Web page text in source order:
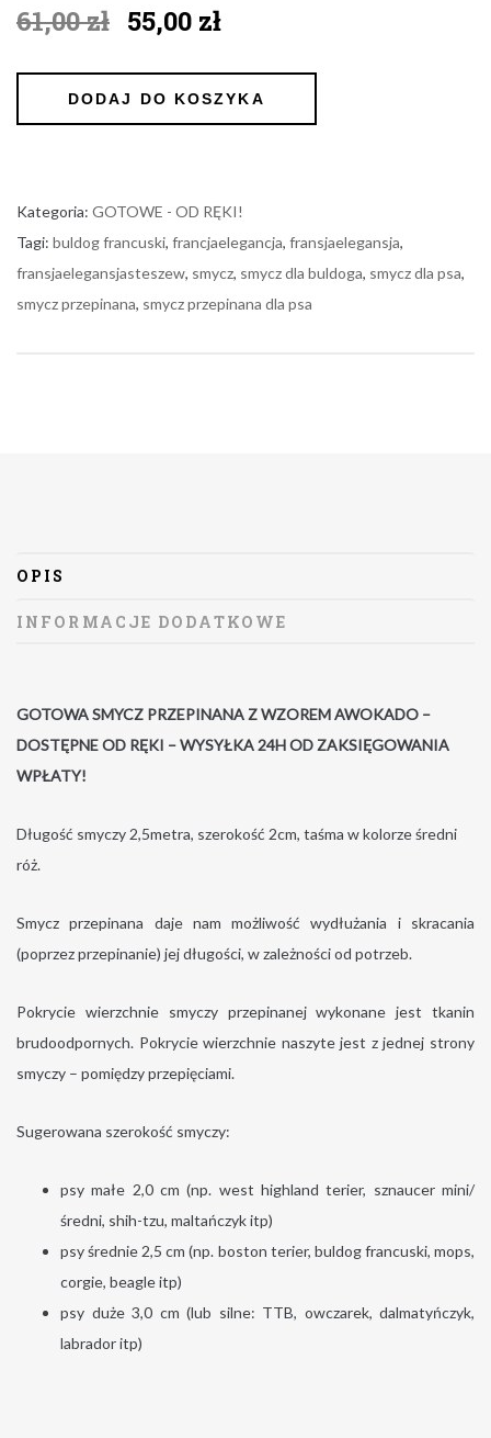
61,00zł Original
price
was:
61,00 zł.
55,00 złCurrent
is:
55,00 zł.
DODAJ DO KOSZYKA
Kategoria: GOTOWE - OD RĘKI!
Tagi: buldog francuski, francjaelegancja, fransjaelegansja,
fransjaelegansjasteszew, smycz, smycz dla buldoga, smycz dla psa,
smycz przepinana, smycz przepinana dla psa
OPIS
INFORMACJE DODATKOWE
GOTOWA SMYCZ PRZEPINANA Z WZOREM AWOKADO –
DOSTĘPNE OD RĘKI – WYSYŁKA 24H OD ZAKSIĘGOWANIA
WPŁATY!
Długość smyczy 2,5metra, szerokość 2cm, taśma w kolorze średni
róż.
Smycz przepinana daje nam możliwość wydłużania i skracania
(poprzez przepinanie) jej długości, w zależności od potrzeb.
Pokrycie wierzchnie smyczy przepinanej wykonane jest tkanin
brudoodpornych. Pokrycie wierzchnie naszyte jest z jednej strony
smyczy – pomiędzy przepięciami.
Sugerowana szerokość smyczy:
psy małe 2,0 cm (np. west highland terier, sznaucer mini/
średni, shih-tzu, maltańczyk itp)
psy średnie 2,5 cm (np. boston terier, buldog francuski, mops,
corgie, beagle itp)
psy duże 3,0 cm (lub silne: TTB, owczarek, dalmatyńczyk,
labrador itp)